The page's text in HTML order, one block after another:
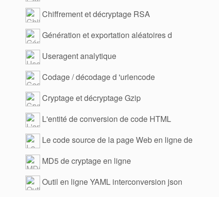
l'ensemble
Chiffrement et décryptage RSA
Génération et exportation aléatoires d
'userangent
Useragent analytique
Codage / décodage d 'urlencode
Cryptage et décryptage Gzip
L'entité de conversion de code HTML
Le code source de la page Web en ligne de
vue
MD5 de cryptage en ligne
Outil en ligne YAML interconversion json